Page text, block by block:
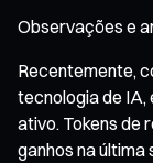
Observações e
Recentemente,
tecnologia de
ativo. Tokens de
ganhos na última